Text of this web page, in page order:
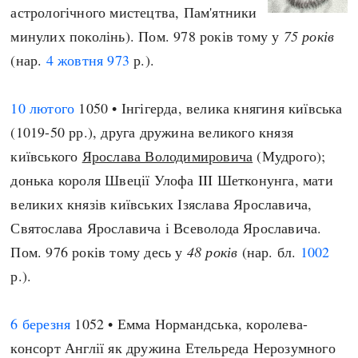
астрологічного мистецтва, Пам'ятники
минулих поколінь). Пом. 978 років тому у 75 років
(нар. 4 жовтня 973 р.).
10 лютого 1050 • Інгігерда, велика княгиня київська
(1019-50 рр.), друга дружина великого князя
київського Ярослава Володимировича (Мудрого);
донька короля Швеції Улофа III Шетконунга, мати
великих князів київських Ізяслава Ярославича,
Святослава Ярославича і Всеволода Ярославича.
Пом. 976 років тому десь у 48 років (нар. бл. 1002
р.).
6 березня 1052 • Емма Нормандська, королева-
консорт Англії як дружина Етельреда Нерозумного